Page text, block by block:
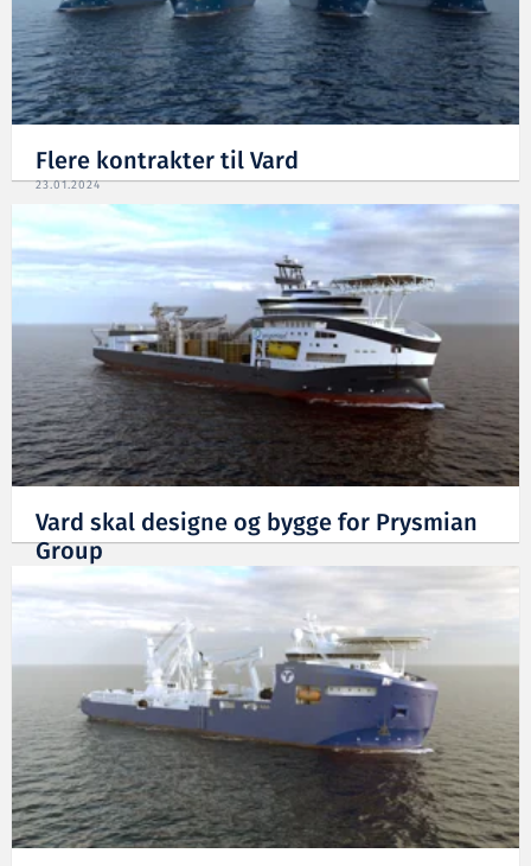
Flere kontrakter til Vard
23.01.2024
Vard skal designe og bygge for Prysmian
Group
21.12.2023